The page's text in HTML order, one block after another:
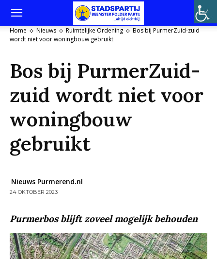
Home Nieuws Ruimtelijke Ordening
Bos bij PurmerZuid-zuid
wordt niet voor woningbouw gebruikt
Bos bij PurmerZuid-
zuid wordt niet voor
woningbouw
gebruikt
Nieuws Purmerend.nl
24 OKTOBER 2023
Purmerbos blijft zoveel mogelijk behouden